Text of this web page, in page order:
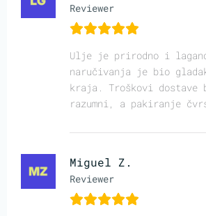
Reviewer
Ulje je prirodno i
naručivanja je bio
kraja. Troškovi
razumni, a pakiranje
Miguel Z.
Reviewer